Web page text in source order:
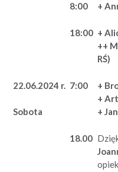
8:00 +
18:00 +
++
RŚ)
22.06.2024 r.
Sobota
7:00
+
+
+ Jan
18.00